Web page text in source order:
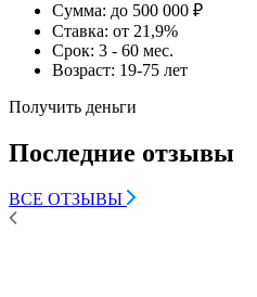
Сумма: до 500 000 ₽
Ставка: от 21,9%
Срок: 3 - 60 мес.
Возраст: 19-75 лет
Получить деньги
Последние отзывы
ВСЕ ОТЗЫВЫ